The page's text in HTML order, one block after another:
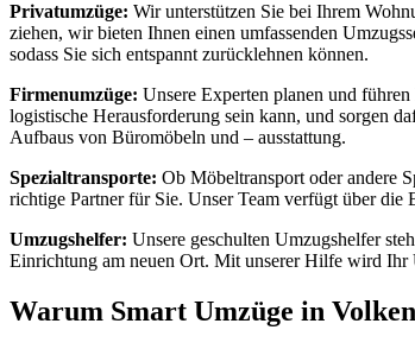
Privatumzüge: Wir unterstützen Sie bei Ihrem
ziehen, wir bieten Ihnen einen umfassenden
sodass Sie sich entspannt zurücklehnen können.
Firmenumzüge: Unsere Experten planen und
logistische Herausforderung sein kann, und sorgen
Aufbaus von Büromöbeln und – ausstattung.
Spezialtransporte: Ob Möbeltransport oder andere
richtige Partner für Sie. Unser Team verfügt über
Umzugshelfer: Unsere geschulten Umzugshelfer
Einrichtung am neuen Ort. Mit unserer Hilfe wird
Warum Smart Umzüge in